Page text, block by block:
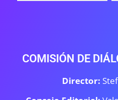
COMISIÓN DE
Director: